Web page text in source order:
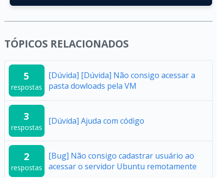
TÓPICOS RELACIONADOS
5
respostas
[Dúvida] [Dúvida] Não consigo acessar a
pasta dowloads pela VM
3
respostas
[Dúvida] Ajuda com código
2
respostas
[Bug] Não consigo cadastrar usuário ao
acessar o servidor Ubuntu remotamente